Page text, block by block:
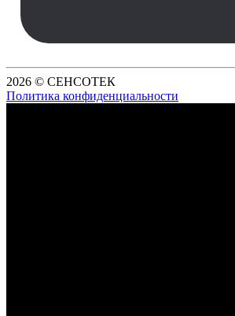
2026 © СЕНСОТЕК
Политика конфиденциальности